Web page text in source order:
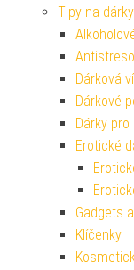
Tipy na dárky
Dárková
Dárkové
Dárky
Erotické
Gadgets
Klíčenky